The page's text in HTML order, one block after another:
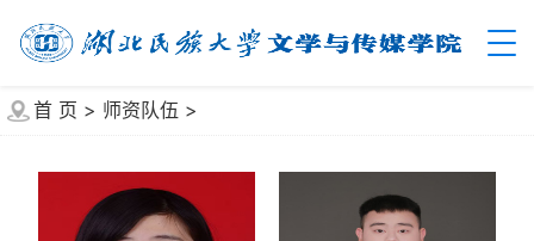
首 页 > 师资队伍 >